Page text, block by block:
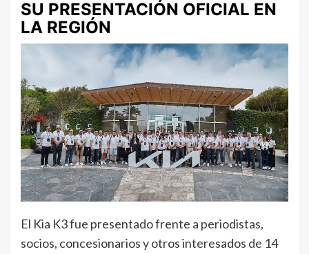
SU PRESENTACIÓN OFICIAL EN
LA REGIÓN
El Kia K3 fue presentado frente a periodistas,
socios, concesionarios y otros interesados de 14